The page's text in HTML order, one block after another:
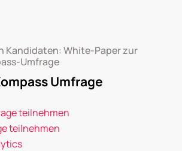
Kandidaten: White-Paper zur
Umfrage
Umfrage
teilnehmen
teilnehmen